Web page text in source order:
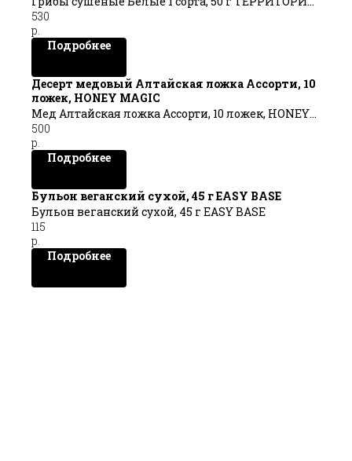
ТАЙГИ
530
р.
Подробнее
Десерт медовый Алтайская ложка Ассорти, 10
ложек, HONEY MAGIC
Мед Алтайская ложка Ассорти, 10 ложек, HONEY
MAGIC
500
р.
Подробнее
Бульон веганский сухой, 45 г EASY BASE
Бульон веганский сухой, 45 г EASY BASE
115
р.
Подробнее